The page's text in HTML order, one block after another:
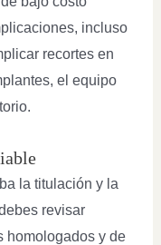
incluso
recortes en
el equipo
la titulación y la
revisar
homologados y de